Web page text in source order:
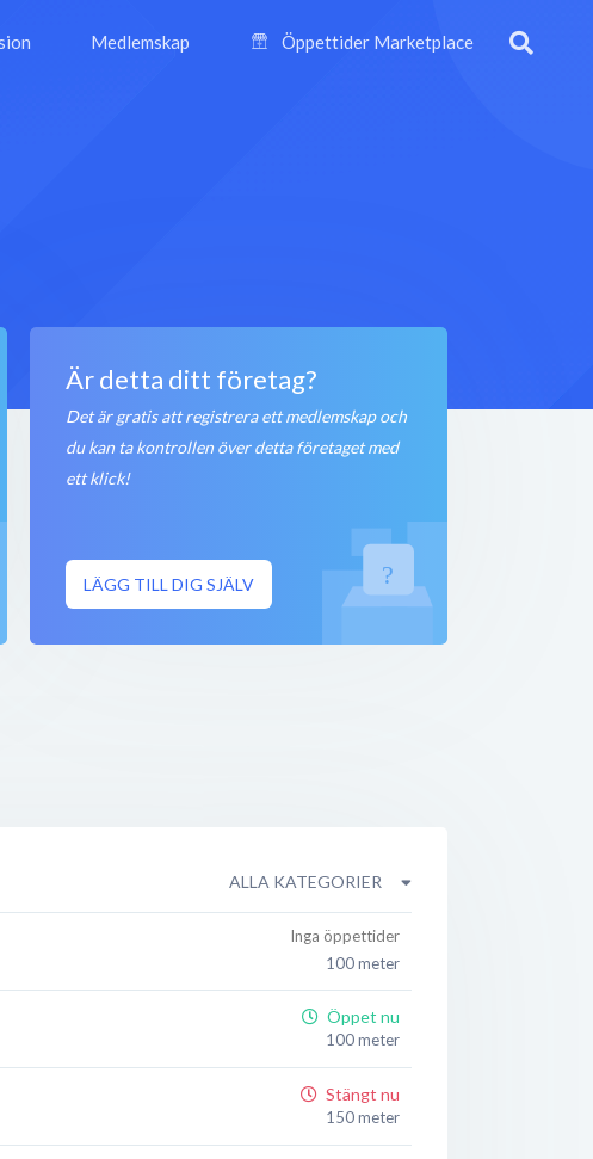
Medlemskap Öppettider Marketplace
Är detta ditt företag?
Det är gratis att registrera ett medlemskap och
du kan ta kontrollen över detta företaget med
ett klick!
LÄGG TILL DIG SJÄLV
ALLA KATEGORIER
Inga öppettider
100 meter
Öppet nu
100 meter
Stängt nu
150 meter